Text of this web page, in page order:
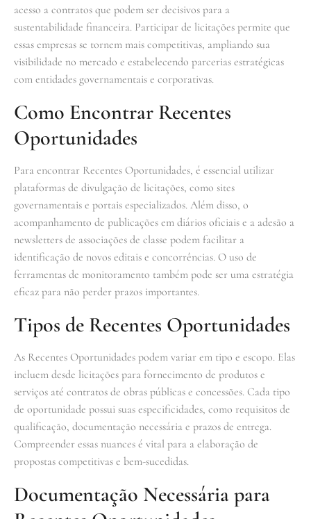
acesso a contratos que podem ser decisivos para a
sustentabilidade financeira. Participar de licitações permite que
essas empresas se tornem mais competitivas, ampliando sua
visibilidade no mercado e estabelecendo parcerias estratégicas
com entidades governamentais e corporativas.
Como Encontrar Recentes
Oportunidades
Para encontrar Recentes Oportunidades, é essencial utilizar
plataformas de divulgação de licitações, como sites
governamentais e portais especializados. Além disso, o
acompanhamento de publicações em diários oficiais e a adesão a
newsletters de associações de classe podem facilitar a
identificação de novos editais e concorrências. O uso de
ferramentas de monitoramento também pode ser uma estratégia
eficaz para não perder prazos importantes.
Tipos de Recentes Oportunidades
As Recentes Oportunidades podem variar em tipo e escopo. Elas
incluem desde licitações para fornecimento de produtos e
serviços até contratos de obras públicas e concessões. Cada tipo
de oportunidade possui suas especificidades, como requisitos de
qualificação, documentação necessária e prazos de entrega.
Compreender essas nuances é vital para a elaboração de
propostas competitivas e bem-sucedidas.
Documentação Necessária para